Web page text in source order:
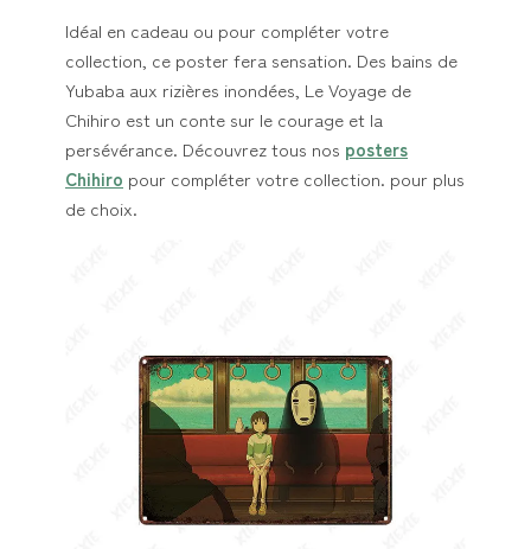
Idéal en cadeau ou pour compléter votre
collection, ce poster fera sensation. Des bains de
Yubaba aux rizières inondées, Le Voyage de
Chihiro est un conte sur le courage et la
persévérance. Découvrez tous nos posters
Chihiro pour compléter votre collection. pour plus
de choix.